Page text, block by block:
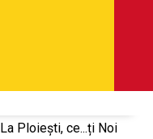
La Ploiești, ce...ți Noi